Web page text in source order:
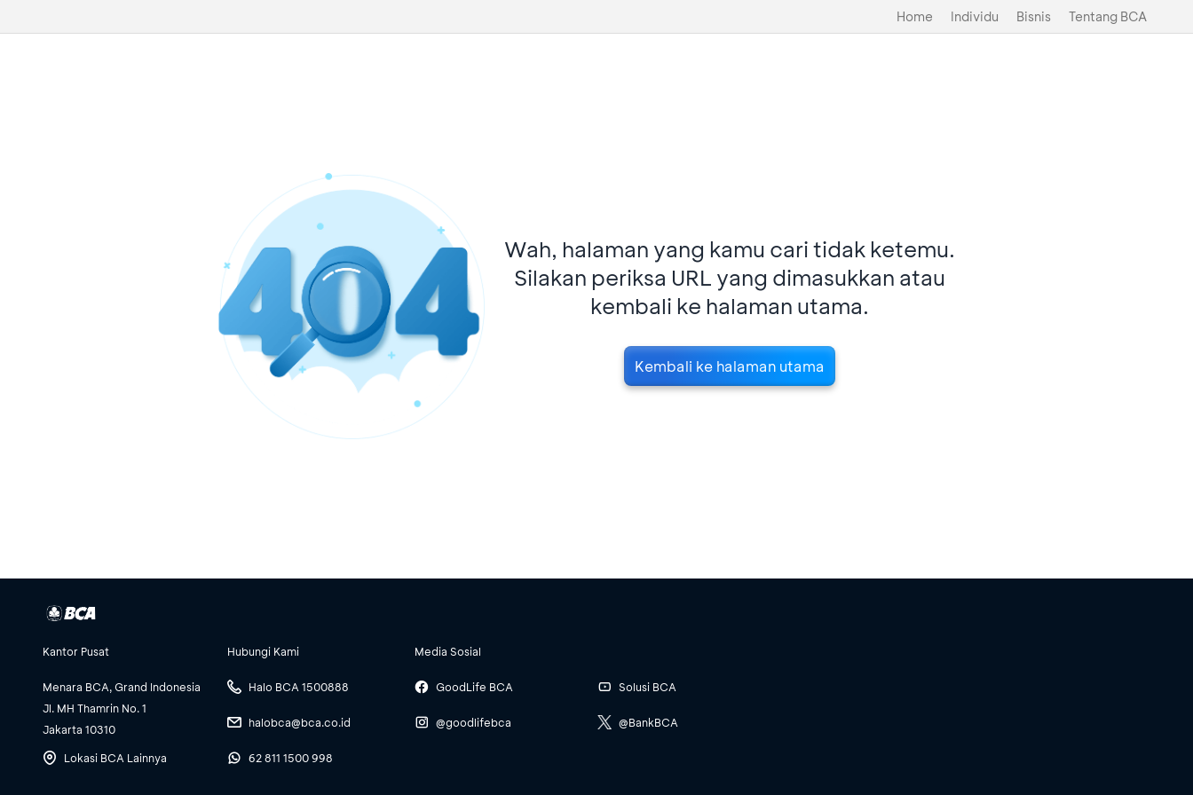
Home Individu Bisnis Tentang BCA
Wah, halaman yang kamu cari tidak ketemu.
Silakan periksa URL yang dimasukkan atau
kembali ke halaman utama.
Kembali ke halaman utama
Kantor Pusat
Menara BCA, Grand Indonesia
Jl. MH Thamrin No. 1
Jakarta 10310
Lokasi BCA Lainnya
Hubungi Kami
Halo BCA 1500888
halobca@bca.co.id
62 811 1500 998
Media Sosial
GoodLife BCA
@goodlifebca
Solusi BCA
@BankBCA